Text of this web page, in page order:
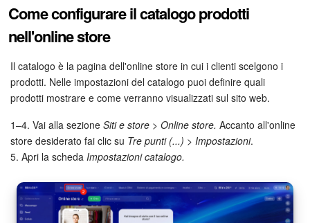
Come configurare il catalogo prodotti
nell'online store
Il catalogo è la pagina dell'online store in cui i clienti scelgono i
prodotti. Nelle impostazioni del catalogo puoi definire quali
prodotti mostrare e come verranno visualizzati sul sito web.
1–4. Vai alla sezione Siti e store > Online store. Accanto all'online
store desiderato fai clic su Tre punti (...) > Impostazioni.
5. Apri la scheda Impostazioni catalogo.